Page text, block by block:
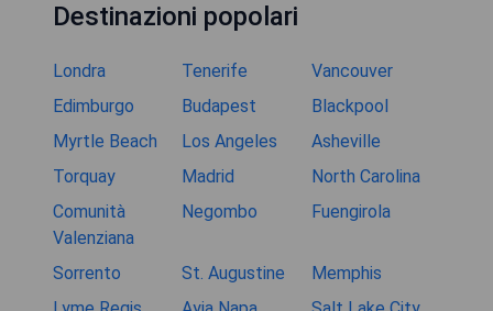
Destinazioni popolari
Londra Tenerife
Vancouver
Edimburgo
Budapest
Blackpool
Myrtle Beach
Los Angeles
Asheville
Torquay
Madrid
North Carolina
Comunità
Valenziana
Negombo Fuengirola
Sorrento St. Augustine
Memphis